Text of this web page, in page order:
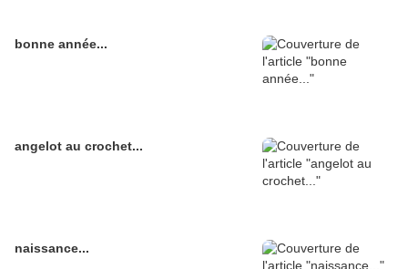
bonne année...
angelot au crochet...
naissance...